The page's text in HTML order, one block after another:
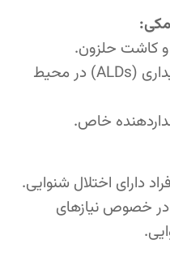
کاشت حلزون.
سیستم‌های کمکی شنیداری (ALDs) در محیط
خاص.
دارای اختلال شنوایی.
در خصوص نیازهای